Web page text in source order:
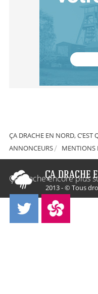
ÇA DRACHE EN NORD, C’EST
ANNONCEURS
MENTIONS
2013 - © Tous
Ça Drache encore plus